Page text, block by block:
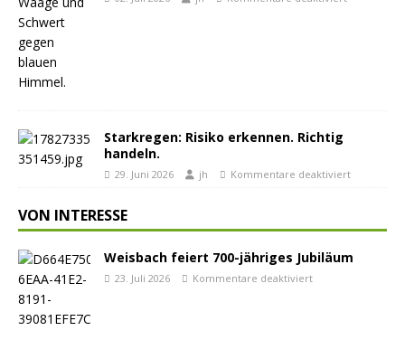
Starkregen: Risiko erkennen. Richtig
handeln.
29. Juni 2026 jh Kommentare deaktiviert
VON INTERESSE
Weisbach feiert 700-jähriges Jubiläum
23. Juli 2026 Kommentare deaktiviert